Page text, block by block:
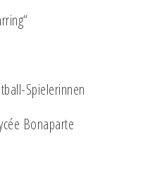
Spielerinnen
Bonaparte